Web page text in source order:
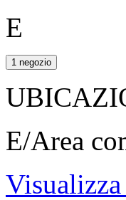
E
1 negozio
E/Area
Visualizza